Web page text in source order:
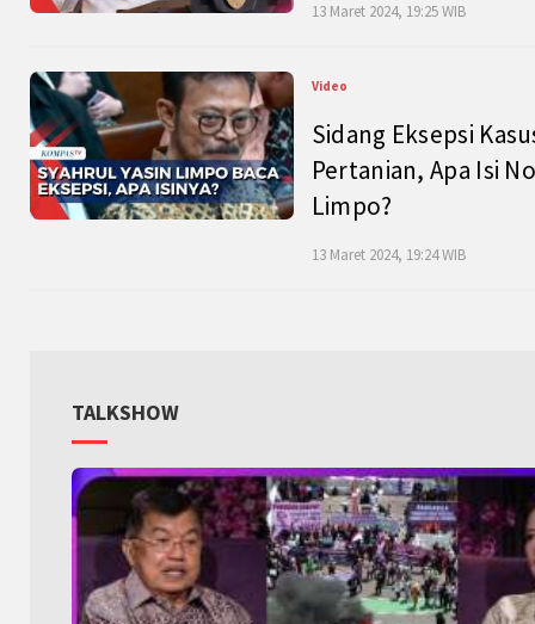
13 Maret 2024, 19:25 WIB
Video
Sidang Eksepsi
Pertanian, Apa Isi
Limpo?
13 Maret 2024, 19:24 WIB
TALKSHOW